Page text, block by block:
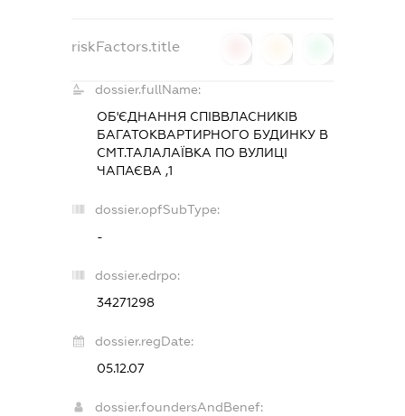
riskFactors.title
dossier.fullName:
ОБ'ЄДНАННЯ СПІВВЛАСНИКІВ
БАГАТОКВАРТИРНОГО БУДИНКУ В
СМТ.ТАЛАЛАЇВКА ПО ВУЛИЦІ
ЧАПАЄВА ,1
dossier.opfSubType:
-
dossier.edrpo:
34271298
dossier.regDate:
05.12.07
dossier.foundersAndBenef: